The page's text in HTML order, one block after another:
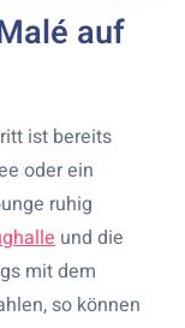
auf
ist bereits
oder ein
ruhig
und die
mit dem
so können